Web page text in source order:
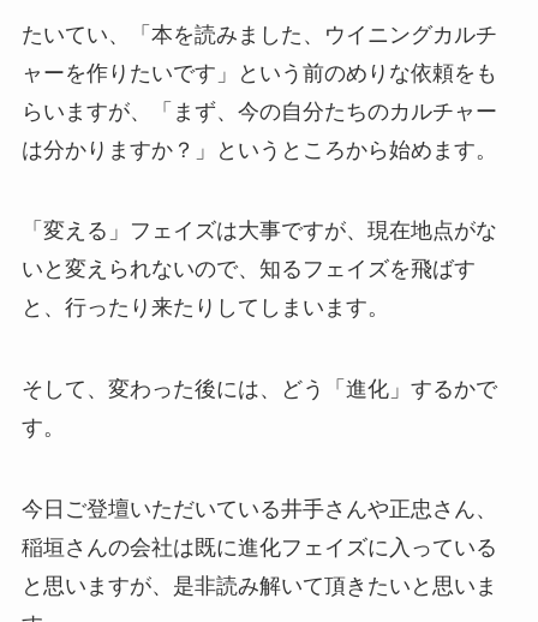
たいてい、「本を読みました、ウイニングカルチ
ャーを作りたいです」という前のめりな依頼をも
らいますが、「まず、今の自分たちのカルチャー
は分かりますか？」というところから始めます。
「変える」フェイズは大事ですが、現在地点がな
いと変えられないので、知るフェイズを飛ばす
と、行ったり来たりしてしまいます。
そして、変わった後には、どう「進化」するかで
す。
今日ご登壇いただいている井手さんや正忠さん、
稲垣さんの会社は既に進化フェイズに入っている
と思いますが、是非読み解いて頂きたいと思いま